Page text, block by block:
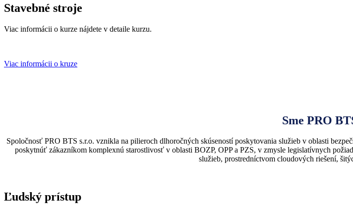
Stavebné stroje
Viac informácii o kurze nájdete v detaile kurzu.
Viac informácii o kruze
Sme PRO
Spoločnosť PRO BTS s.r.o. vznikla na pilieroch dlhoročných skúseností poskytovania služieb v oblasti
poskytnúť zákazníkom komplexnú starostlivosť v oblasti BOZP, OPP a PZS, v zmysle legislatívnych
služieb, prostredníctvom cloudových riešení,
Ľudský prístup